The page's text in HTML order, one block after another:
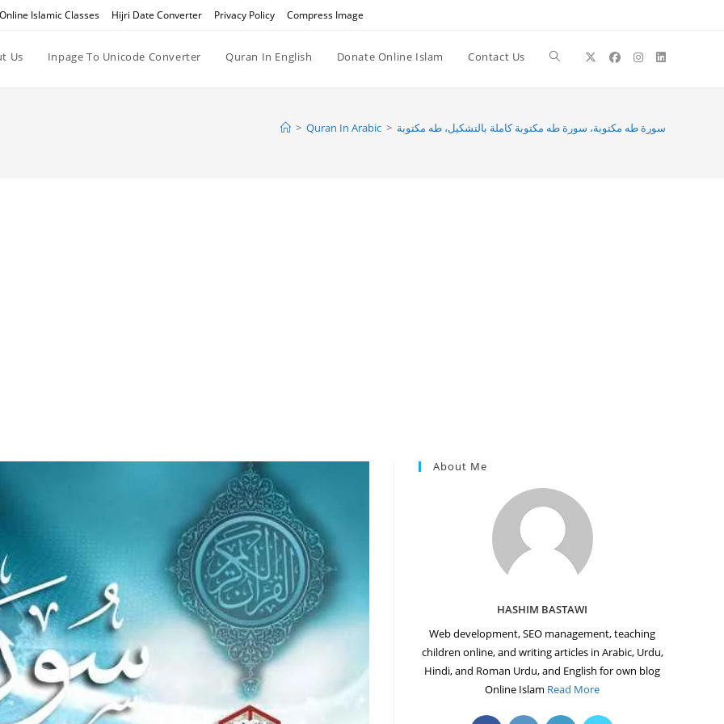
Online Islamic Classes Hijri Date Converter Privacy Policy Compress Image
Us Inpage To Unicode Converter Quran In English Donate Online Islam Contact Us Toggle
> Quran In Arabic > سورة طه مكتوبة، سورة طه مكتوبة كاملة بالتشكيل، طه مكتوبة
About Me
HASHIM BASTAWI
Web development, SEO management, teaching
children online, and writing articles in Arabic, Urdu,
Hindi, and Roman Urdu, and English for own blog
Online Islam Read More